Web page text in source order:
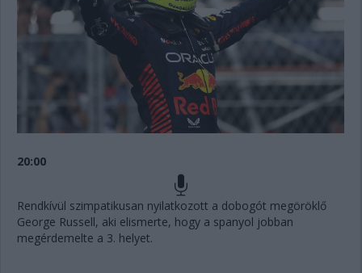
20:00
Rendkívül szimpatikusan nyilatkozott a dobogót megöröklő
George Russell, aki elismerte, hogy a spanyol jobban
megérdemelte a 3. helyet.